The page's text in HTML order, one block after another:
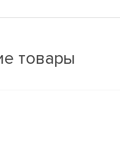
товары